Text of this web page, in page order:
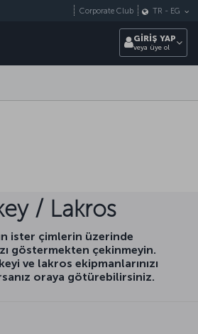
Corporate Club TR - EG
GİRİŞ YAP
veya üye ol
/ Lakros
ister çimlerin üzerinde
göstermekten çekinmeyin.
ve lakros ekipmanlarınızı
oraya götürebilirsiniz.